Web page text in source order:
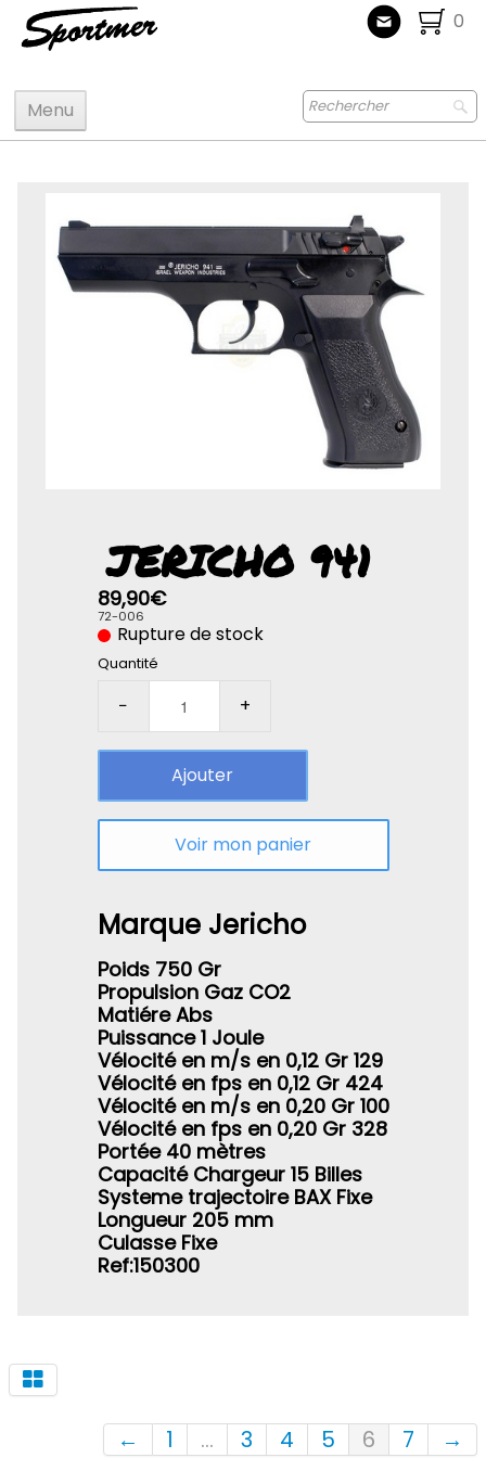
0
Menu
Accastillage accessoires
JERICHO 941
89,90€
72-006
Rupture de stock
Quantité
− +
Ajouter
Voir mon panier
Marque Jericho
Poids 750 Gr
Propulsion Gaz CO2
Matiére Abs
Puissance 1 Joule
Vélocité en m/s en 0,12 Gr 129
Vélocité en fps en 0,12 Gr 424
Vélocité en m/s en 0,20 Gr 100
Vélocité en fps en 0,20 Gr 328
Portée 40 mètres
Capacité Chargeur 15 Billes
Systeme trajectoire BAX Fixe
Longueur 205 mm
Culasse Fixe
Ref:150300
← 1 ... 3 4 5 6 7 →